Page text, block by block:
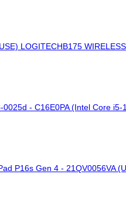
LOGITECHB175
0025d - C16E0PA (Intel Core
P16s Gen 4 - 21QV0056VA